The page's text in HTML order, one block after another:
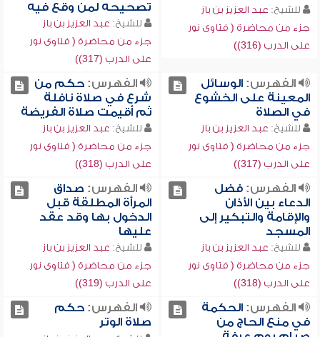
للشيخ: عبد العزيز بن باز
جزء من محاضرة ( فتاوى نور
على الدرب (316))
تصحيحه لمن وقع فيه
للشيخ: عبد العزيز بن باز
جزء من محاضرة ( فتاوى نور
على الدرب (317))
الفهرس:الوسائل
المعينة على الخشوع
في الصلاة
للشيخ: عبد العزيز بن باز
جزء من محاضرة ( فتاوى نور
على الدرب (317))
الفهرس:حكم من
شرع في صلاة نافلة
ثم أقيمت صلاة الفريضة
للشيخ: عبد العزيز بن باز
جزء من محاضرة ( فتاوى نور
على الدرب (318))
الفهرس:فضل
الدعاء بين الأذان
والإقامة والتبكير إلى
المسجد
للشيخ: عبد العزيز بن باز
جزء من محاضرة ( فتاوى نور
على الدرب (318))
الفهرس: صداق
المرأة المطلقة قبل
الدخول بها وقد عقد
عليها
للشيخ: عبد العزيز بن باز
جزء من محاضرة ( فتاوى نور
على الدرب (319))
الفهرس:الحكمة
في منع الحاج من
الفهرس:حكم
صلاة الوتر